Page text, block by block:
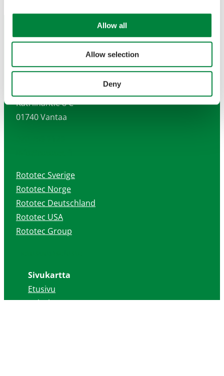
Allow all
Allow selection
Deny
Katriinantie 8 C
01740 Vantaa
Rototec Sverige
Rototec Norge
Rototec Deutschland
Rototec USA
Rototec Group
Sivukartta
Etusivu
Palvelut